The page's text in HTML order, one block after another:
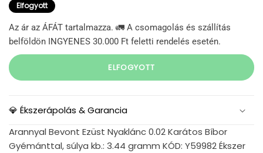
Elfogyott
Az ár az ÁFÁT tartalmazza. 🚛 A csomagolás és szállítás
belföldön INGYENES 30.000 Ft feletti rendelés esetén.
ELFOGYOTT
💎 Ékszerápolás & Garancia
Arannyal Bevont Ezüst Nyaklánc 0.02 Karátos Bíbor
Gyémánttal, súlya kb.: 3.44 gramm KÓD: Y59982 Ékszer